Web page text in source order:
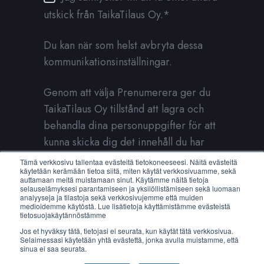
Tämä verkkosivu tallentaa evästeitä tietokoneeseesi. Näitä evästeitä
käytetään kerämään tietoa siitä, miten käytät verkkosivuamme, sekä
auttamaan meitä muistamaan sinut. Käytämme näitä tietoja
selauselämyksesi parantamiseen ja yksilöllistämiseen sekä luomaan
analyyseja ja tilastoja sekä verkkosivujemme että muiden
medioidemme käytöstä. Lue lisätietoja käyttämistämme evästeistä
tietosuojakäytännöstämme
Jos et hyväksy tätä, tietojasi ei seurata, kun käytät tätä verkkosivua.
Selaimessasi käytetään yhtä evästettä, jonka avulla muistamme, että
sinua ei saa seurata.
utskick från TaikaTilaus Oy.*
Du kan när som helst avbryta dessa
kommunikationsinställningar.
Genom att välja Prenumerera ger du
TaikaTilaus Oy tillstånd att lagra och
behandla dina personuppgifter för att
kunna skicka dig det innehåll du har
beställt.